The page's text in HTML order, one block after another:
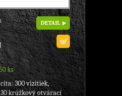
ks
DETAIL
300 vizitiek,
krúžkový otvárací